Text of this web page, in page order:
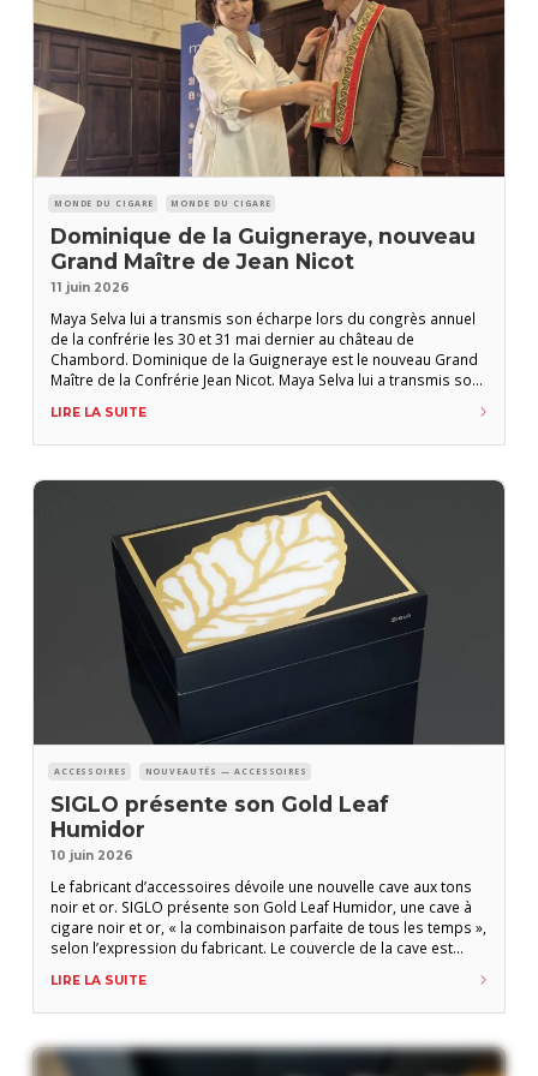
MONDE DU CIGARE MONDE DU CIGARE
Dominique de la Guigneraye, nouveau
Grand Maître de Jean Nicot
11 juin 2026
Maya Selva lui a transmis son écharpe lors du congrès annuel
de la confrérie les 30 et 31 mai dernier au château de
Chambord. Dominique de la Guigneraye est le nouveau Grand
Maître de la Confrérie Jean Nicot. Maya Selva lui a transmis son
au château de Chambord (Loir-et-Cher)
LIRE LA SUITE
ACCESSOIRES NOUVEAUTÉS — ACCESSOIRES
SIGLO présente son Gold Leaf
Humidor
10 juin 2026
Le fabricant d’accessoires dévoile une nouvelle cave aux tons
noir et or. SIGLO présente son Gold Leaf Humidor, une cave à
cigare noir et or, « la combinaison parfaite de tous les temps »,
selon l’expression du fabricant. Le couvercle de la cave est
cinquantaine de vitoles est livrée avec un
LIRE LA SUITE